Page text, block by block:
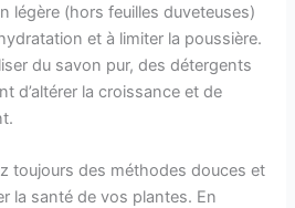
légère (hors feuilles duveteuses)
et à limiter la poussière.
du savon pur, des détergents
d’altérer la croissance et de
toujours des méthodes douces et
la santé de vos plantes. En